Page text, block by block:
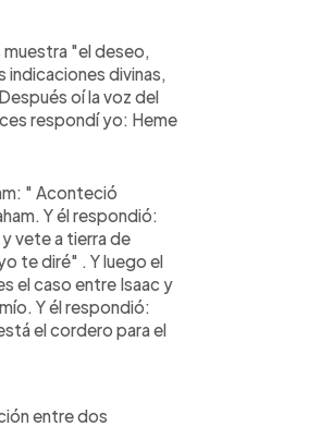
muestra "el deseo,
indicaciones divinas,
oí la voz del
respondí yo: Heme
" Aconteció
Y él respondió:
y vete a tierra de
te diré" . Y luego el
el caso entre Isaac y
Y él respondió:
el cordero para el
entre dos